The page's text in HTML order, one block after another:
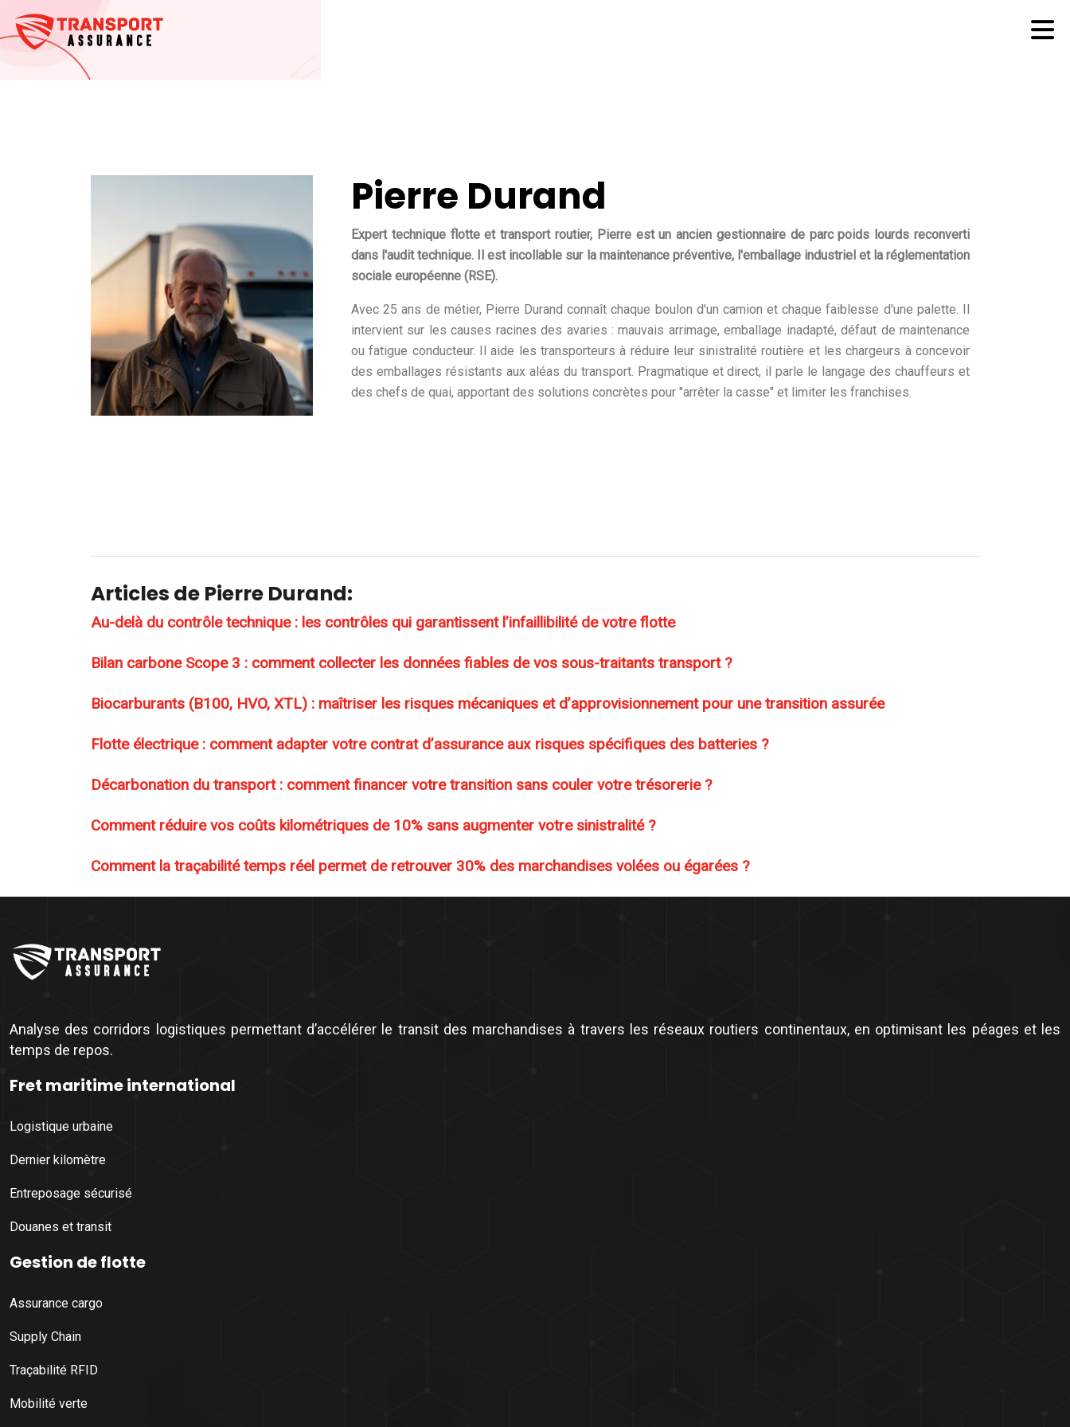
Pierre Durand
Expert technique flotte et transport routier, Pierre est un ancien gestionnaire de parc poids lourds reconverti
dans l'audit technique. Il est incollable sur la maintenance préventive, l'emballage industriel et la réglementation
sociale européenne (RSE).
Avec 25 ans de métier, Pierre Durand connaît chaque boulon d'un camion et chaque faiblesse d'une palette. Il
intervient sur les causes racines des avaries : mauvais arrimage, emballage inadapté, défaut de maintenance
ou fatigue conducteur. Il aide les transporteurs à réduire leur sinistralité routière et les chargeurs à concevoir
des emballages résistants aux aléas du transport. Pragmatique et direct, il parle le langage des chauffeurs et
des chefs de quai, apportant des solutions concrètes pour "arrêter la casse" et limiter les franchises.
Articles de Pierre Durand:
Au-delà du contrôle technique : les contrôles qui garantissent l’infaillibilité de votre flotte
Bilan carbone Scope 3 : comment collecter les données fiables de vos sous-traitants transport ?
Biocarburants (B100, HVO, XTL) : maîtriser les risques mécaniques et d’approvisionnement pour une transition assurée
Flotte électrique : comment adapter votre contrat d’assurance aux risques spécifiques des batteries ?
Décarbonation du transport : comment financer votre transition sans couler votre trésorerie ?
Comment réduire vos coûts kilométriques de 10% sans augmenter votre sinistralité ?
Comment la traçabilité temps réel permet de retrouver 30% des marchandises volées ou égarées ?
Analyse des corridors logistiques permettant d’accélérer le transit des marchandises à travers les réseaux routiers continentaux, en optimisant les péages et les
temps de repos.
Fret maritime international
Logistique urbaine
Dernier kilomètre
Entreposage sécurisé
Douanes et transit
Gestion de flotte
Assurance cargo
Supply Chain
Traçabilité RFID
Mobilité verte